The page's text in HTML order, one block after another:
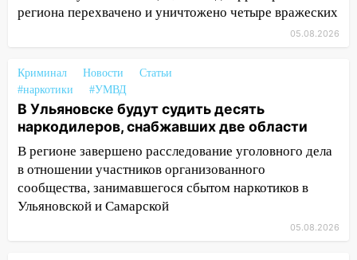
13:00 Водитель без прав врезался в
припаркованный автомобиль
велосипеде и попал под колеса
12:18
Вспыхнул изнутри: в
Железнодорожном районе горела дача
11:33 В Засвияжье под колёса авто
попал мужчина
11:17 В Радищевском районе сгорели
хозяйственные постройки
региона перехвачено и уничтожено четыре вражеских
05.08.2026
Криминал Новости
Статьи
#наркотики
#УМВД
В Ульяновске будут судить десять
наркодилеров, снабжавших две области
В регионе завершено расследование уголовного дела
в отношении участников организованного
сообщества, занимавшегося сбытом наркотиков в
Ульяновской и Самарской
05.08.2026